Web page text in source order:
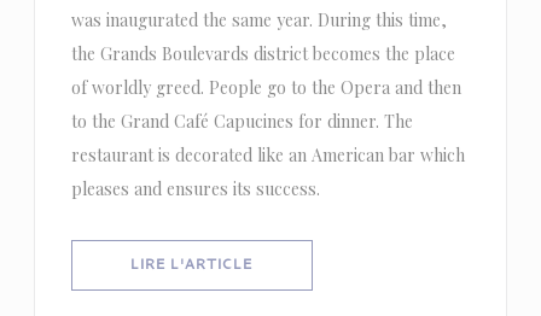
was inaugurated the same year. During this time,
the Grands Boulevards district becomes the place
of worldly greed. People go to the Opera and then
to the Grand Café Capucines for dinner. The
restaurant is decorated like an American bar which
pleases and ensures its success.
LIRE L'ARTICLE